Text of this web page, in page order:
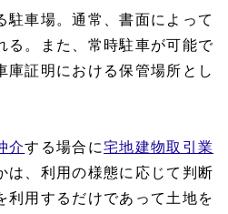
駐車場。通常、書面によって
る。また、常時駐車が可能で
庫証明における保管場所とし
介する場合に宅地建物取引業
は、利用の様態に応じて判断
利用するだけであって土地を